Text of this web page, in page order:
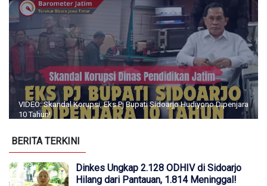
VIDEO: Skandal Korupsi, Eks Pj Bupati Sidoarjo Hudiyono Dipenjara
10 Tahun!
BERITA TERKINI
Dinkes Ungkap 2.128 ODHIV di Sidoarjo
Hilang dari Pantauan, 1.814 Meninggal!